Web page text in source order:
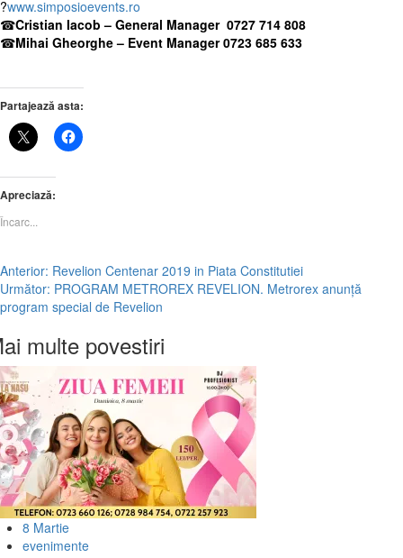
?www.simposioevents.ro
☎Cristian Iacob – General Manager 0727 714 808
☎Mihai Gheorghe – Event Manager 0723 685 633
Partajează asta:
Apreciază:
Încarc...
Post
navigation
Anterior: Revelion Centenar 2019 in Piata Constitutiei
Următor: PROGRAM METROREX REVELION. Metrorex anunță
program special de Revelion
multe povestiri
8 Martie
evenimente